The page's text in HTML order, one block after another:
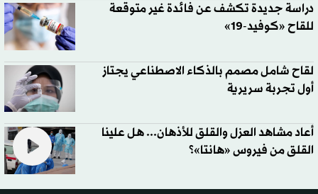
دراسة جديدة تكشف عن فائدة غير متوقعة
للقاح «كوفيد-19»
لقاح شامل مصمم بالذكاء الاصطناعي يجتاز
أول تجربة سريرية
أعاد مشاهد العزل والقلق للأذهان... هل علينا
القلق من فيروس «هانتا»؟